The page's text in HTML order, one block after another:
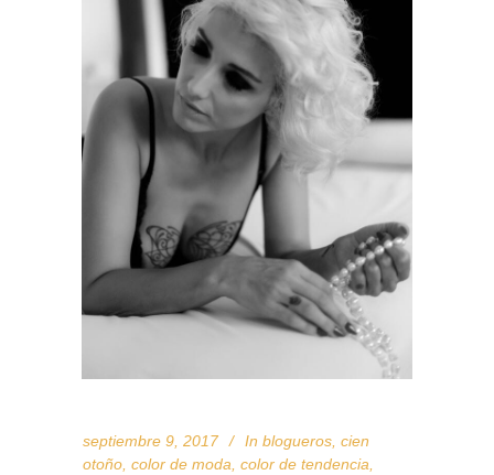
septiembre 9, 2017 In blogueros, cien
otoño, color de moda, color de tendencia,